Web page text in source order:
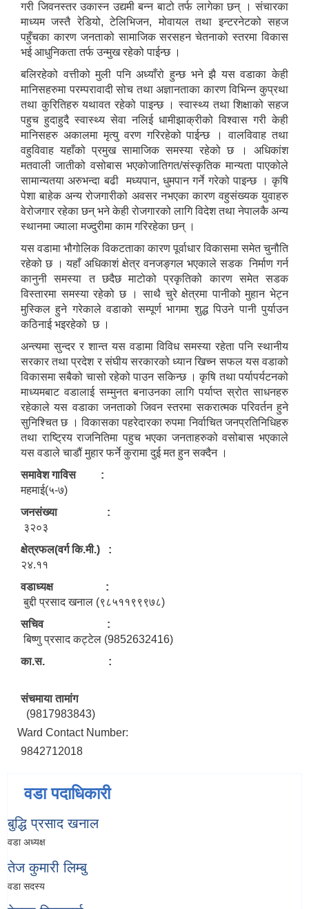
गरी जिवनस्तर उकास्न उद्यमी बन्न बाटो तर्फ लागेका छन् । संचारका
माध्यम जस्तै रेडियो, टेलिभिजन, मोवायल तथा इन्टरनेटको सहज
पहुँचका कारण जनताको सामाजिक सरसहन चेतनाको स्तरमा विकास
भई आधुनिकता तर्फ उन्मुख रहेको पाईन्छ ।
बलिरहेको वत्तीको मुली पनि अध्याँरो हुन्छ भने झै यस वडाका केही
मानिसहरुमा परम्परावादी सोच तथा अज्ञानताका कारण विभिन्न कुप्रथा
तथा कुरितिहरु यथावत रहेको पाइन्छ । स्वास्थ्य तथा शिक्षाको सहज
पहुच हुदाहुदै स्वास्थ्य सेवा नलिई धामीझाक्रीको विश्वास गरी केही
मानिसहरु अकालमा मृत्यु वरण गरिरहेको पाईन्छ । वालविवाह तथा
वहुविवाह यहाँको प्रमुख सामाजिक समस्या रहेको छ । अधिकांश
मतवाली जातीको वसोबास भएकोजातिगत/संस्कृतिक मान्यता पाएकोले
सामान्यतया अरुभन्दा बढी मध्यपान, धुमपान गर्ने गरेको पाइन्छ । कृषि
पेशा बाहेक अन्य रोजगारीको अवसर नभएका कारण वहुसंख्यक युवाहरु
वेरोजगार रहेका छन् भने केही रोजगारको लागि विदेश तथा नेपालकै अन्य
स्थानमा ज्याला मज्दुरीमा काम गरिरहेका छन् ।
यस वडामा भौगोलिक विकटताका कारण पूर्वाधार विकासमा समेत चुनौति
रहेको छ । यहाँ अधिकाशं क्षेत्र वनजङ्गल भएकाले सडक निर्माण गर्न
कानुनी समस्या त छदैछ माटोको प्रकृतिको कारण समेत सडक
विस्तारमा समस्या रहेको छ । साथै चुरे क्षेत्रमा पानीको मुहान भेट्न
मुस्किल हुने गरेकाले वडाको सम्पूर्ण भागमा शुद्ध पिउने पानी पुर्याउन
कठिनाई भइरहेको छ ।
अन्त्यमा सुन्दर र शान्त यस वडामा विविध समस्या रहेता पनि स्थानीय
सरकार तथा प्रदेश र संघीय सरकारको ध्यान खिच्न सफल यस वडाको
विकासमा सबैको चासो रहेको पाउन सकिन्छ । कृषि तथा पर्यापर्यटनको
माध्यमबाट वडालाई सम्मुनत बनाउनका लागि पर्याप्त स्रोत साधनहरु
रहेकाले यस वडाका जनताको जिवन स्तरमा सकरात्मक परिवर्तन हुने
सुनिश्चित छ । विकासका पहरेदारका रुपमा निर्वाचित जनप्रतिनिधिहरु
तथा राष्ट्रिय राजनितिमा पहुच भएका जनताहरुको वसोबास भएकाले
यस वडाले चाडौं मुहार फर्ने कुरामा दुई मत हुन सक्दैन ।
समावेश गाविस :
महमाई(५-७)
जनसंख्या :
३२०३
क्षेत्रफल(वर्ग कि.मी.) :
२४.११
वडाध्यक्ष :
बुद्दी प्रसाद खनाल (९८५११९९९७८)
सचिव :
बिष्णु प्रसाद कट्टेल (9852632416)
का.स. :
संचमाया तामांग
(9817983843)
Ward Contact Number:
9842712018
वडा पदाधिकारी
बुद्धि प्रसाद खनाल
वडा अध्यक्ष
तेज कुमारी लिम्बु
वडा सदस्य